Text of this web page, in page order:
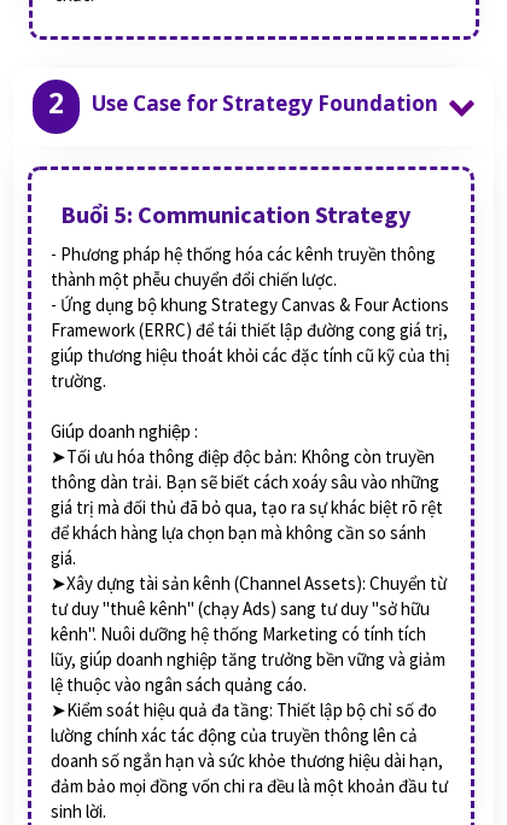
Use Case for Strategy Foundation
2
Buổi 5: Communication Strategy
- Phương pháp hệ thống hóa các kênh truyền thông
thành một phễu chuyển đổi chiến lược.
- Ứng dụng bộ khung Strategy Canvas & Four Actions
Framework (ERRC) để tái thiết lập đường cong giá trị,
giúp thương hiệu thoát khỏi các đặc tính cũ kỹ của thị
trường.
Giúp doanh nghiệp :
➤Tối ưu hóa thông điệp độc bản: Không còn truyền
thông dàn trải. Bạn sẽ biết cách xoáy sâu vào những
giá trị mà đối thủ đã bỏ qua, tạo ra sự khác biệt rõ rệt
để khách hàng lựa chọn bạn mà không cần so sánh
giá.
➤Xây dựng tài sản kênh (Channel Assets): Chuyển từ
tư duy "thuê kênh" (chạy Ads) sang tư duy "sở hữu
kênh". Nuôi dưỡng hệ thống Marketing có tính tích
lũy, giúp doanh nghiệp tăng trưởng bền vững và giảm
lệ thuộc vào ngân sách quảng cáo.
➤Kiểm soát hiệu quả đa tầng: Thiết lập bộ chỉ số đo
lường chính xác tác động của truyền thông lên cả
doanh số ngắn hạn và sức khỏe thương hiệu dài hạn,
đảm bảo mọi đồng vốn chi ra đều là một khoản đầu tư
sinh lời.